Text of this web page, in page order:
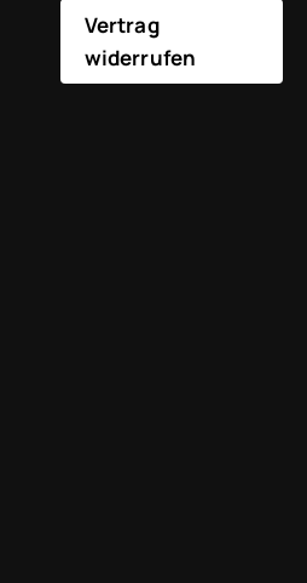
Vertrag
widerrufen